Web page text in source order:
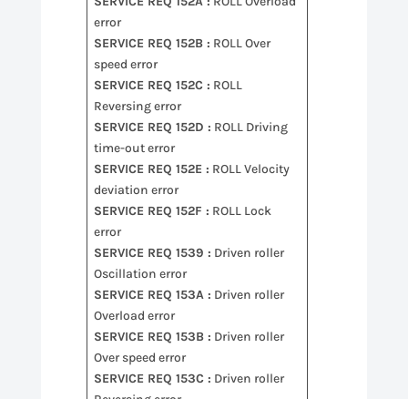
error
SERVICE REQ 152B : ROLL Over
speed error
SERVICE REQ 152C : ROLL
Reversing error
SERVICE REQ 152D : ROLL Driving
time-out error
SERVICE REQ 152E : ROLL Velocity
deviation error
SERVICE REQ 152F : ROLL Lock
error
SERVICE REQ 1539 : Driven roller
Oscillation error
SERVICE REQ 153A : Driven roller
Overload error
SERVICE REQ 153B : Driven roller
Over speed error
SERVICE REQ 153C : Driven roller